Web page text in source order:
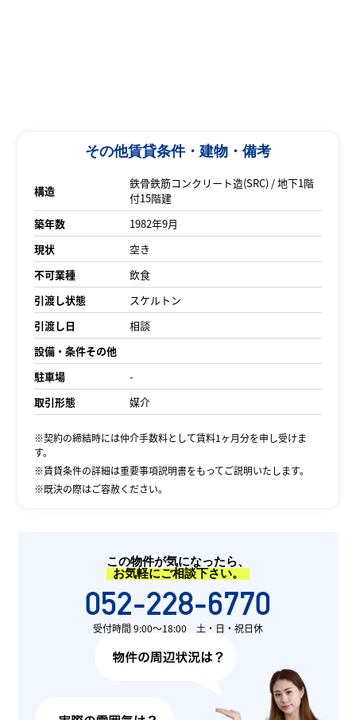
その他賃貸条件・建物・備考
構造
鉄骨鉄筋コンクリート造(SRC) / 地下1階
付15階建
築年数
1982年9月
現状
空き
不可業種
飲食
引渡し状態
スケルトン
引渡し日
相談
設備・条件その他
駐車場
-
取引形態
媒介
※契約の締結時には仲介手数料として賃料1ヶ月分を申し受けま
す。
※賃貸条件の詳細は重要事項説明書をもってご説明いたします。
※既決の際はご容赦ください。
この物件が気になったら、
お気軽にご相談下さい。
052-228-6770
受付時間 9:00〜18:00 土・日・祝日休